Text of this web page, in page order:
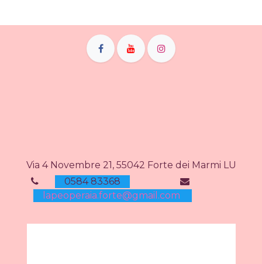
Via 4 Novembre 21, 55042 Forte dei Marmi LU
0584 83368
lapeoperaia.forte@gmail.com